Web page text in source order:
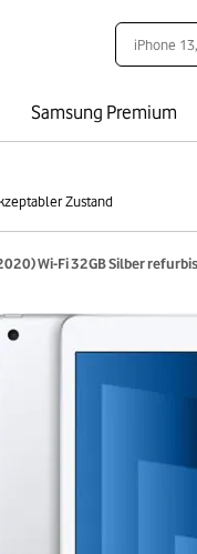
Samsung Premium
Zustand
Wi-Fi 32GB Silber